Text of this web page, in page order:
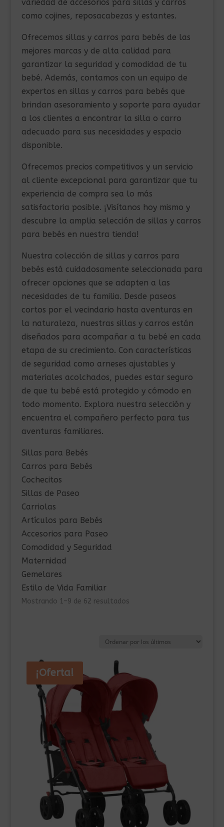
variedad de accesorios para sillas y carros
como cojines, reposacabezas y estantes.
Ofrecemos sillas y carros para bebés de las
mejores marcas y de alta calidad para
garantizar la seguridad y comodidad de tu
bebé. Además, contamos con un equipo de
expertos en sillas y carros para bebés que
brindan asesoramiento y soporte para ayudar
a los clientes a encontrar la silla o carro
adecuado para sus necesidades y espacio
disponible.
Ofrecemos precios competitivos y un servicio
al cliente excepcional para garantizar que tu
experiencia de compra sea lo más
satisfactoria posible. ¡Visítanos hoy mismo y
descubre la amplia selección de sillas y carros
para bebés en nuestra tienda!
Nuestra colección de sillas y carros para
bebés está cuidadosamente seleccionada para
ofrecer opciones que se adapten a las
necesidades de tu familia. Desde paseos
cortos por el vecindario hasta aventuras en
la naturaleza, nuestras sillas y carros están
diseñados para acompañar a tu bebé en cada
etapa de su crecimiento. Con características
de seguridad como arneses ajustables y
materiales acolchados, puedes estar seguro
de que tu bebé está protegido y cómodo en
todo momento. Explora nuestra selección y
encuentra el compañero perfecto para tus
aventuras familiares.
Sillas para Bebés
Carros para Bebés
Cochecitos
Sillas de Paseo
Carriolas
Artículos para Bebés
Accesorios para Paseo
Comodidad y Seguridad
Maternidad
Gemelares
Estilo de Vida Familiar
Mostrando 1–9 de 62 resultadosOrdenado
últimos
¡Oferta!